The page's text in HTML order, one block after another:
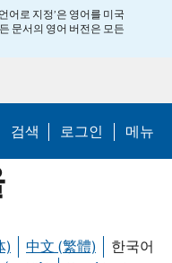
어로 지정’은 영어를 미국
문서의 영어 버전은 모든
검색 로그인 메뉴
) 中文 (繁體)
한국어